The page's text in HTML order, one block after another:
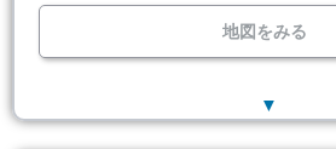
地図をみる
▼